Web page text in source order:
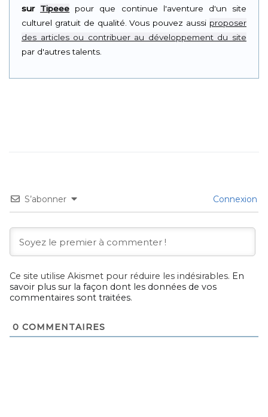
sur Tipeee pour que continue l'aventure d'un site
culturel gratuit de qualité. Vous pouvez aussi proposer
des articles ou contribuer au développement du site
par d'autres talents.
S’abonner Connexion
Ce site utilise Akismet pour réduire les indésirables. En
savoir plus sur la façon dont les données de vos
commentaires sont traitées.
0 COMMENTAIRES